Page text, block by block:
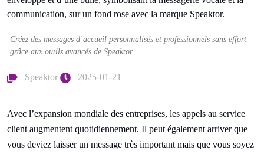
Créez des messages d’accueil personnalisés et professionnels sans effort
grâce aux outils avancés de Speaktor.
Speaktor 2025-01-21
Avec l’expansion mondiale des entreprises, les appels au service
client augmentent quotidiennement. Il peut également arriver que
vous deviez laisser un message très important mais que vous soyez